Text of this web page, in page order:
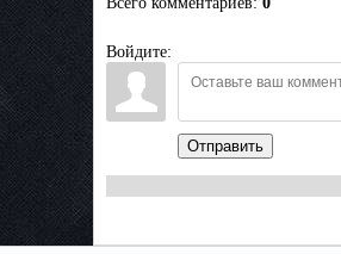
Войдите:
Отправить